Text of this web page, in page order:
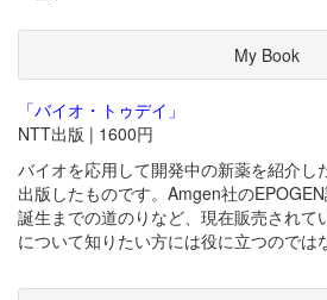
My Book
「バイオ・トゥデイ」
NTT出版 | 1600円
バイオを応用して開発中の新薬を紹介し
出版したものです。Amgen社の
誕生までの道のりなど、現在販売されて
について知りたい方には役に立つのでは